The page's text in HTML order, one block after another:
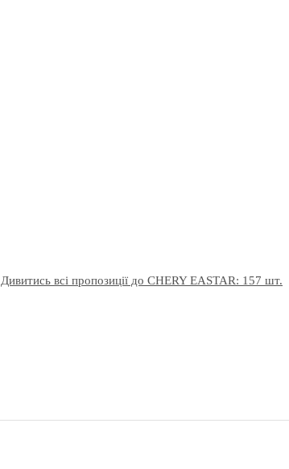
Дивитись всі пропозиції до CHERY EASTAR: 157 шт.